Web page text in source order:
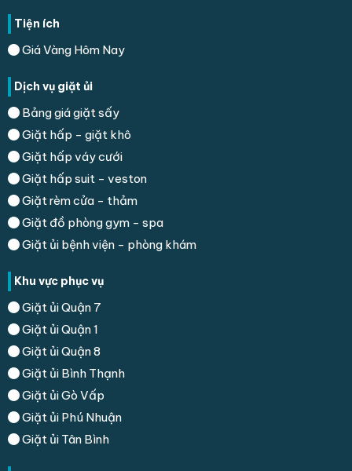
Tiện ích
Giá Vàng Hôm Nay
Dịch vụ giặt ủi
Bảng giá giặt sấy
Giặt hấp - giặt khô
Giặt hấp váy cưới
Giặt hấp suit - veston
Giặt rèm cửa - thảm
Giặt đồ phòng gym - spa
Giặt ủi bệnh viện - phòng khám
Khu vực phục vụ
Giặt ủi Quận 7
Giặt ủi Quận 1
Giặt ủi Quận 8
Giặt ủi Bình Thạnh
Giặt ủi Gò Vấp
Giặt ủi Phú Nhuận
Giặt ủi Tân Bình